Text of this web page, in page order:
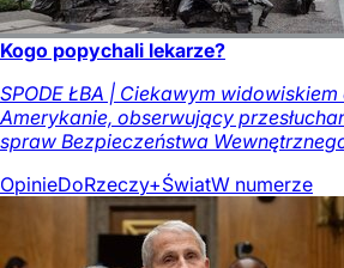
Kogo popychali lekarze?
SPODE ŁBA | Ciekawym
Amerykanie, obserwujący
spraw Bezpieczeństwa
OpinieDoRzeczy+ŚwiatW numerze